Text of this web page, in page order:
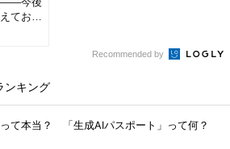
ておき
Recommended by
ンキング
って本当？ 「生成AIパスポート」って何？